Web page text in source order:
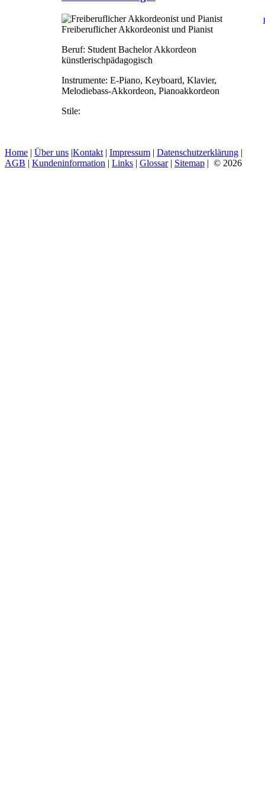
Freiberuflicher Akkordeonist und Pianist
Beruf: Student Bachelor Akkordeon
künstlerischpädagogisch
Instrumente: E-Piano, Keyboard, Klavier,
Melodiebass-Akkordeon, Pianoakkordeon
Stile:
Home | Über uns |Kontakt | Impressum | Datenschutzerklärung |
AGB | Kundeninformation | Links | Glossar| Sitemap | © 2026